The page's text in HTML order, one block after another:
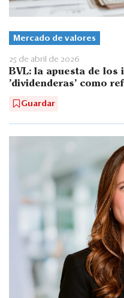
Mercado de valores
25 de abril de 2026
BVL: la apuesta de los
'dividenderas' como
Guardar